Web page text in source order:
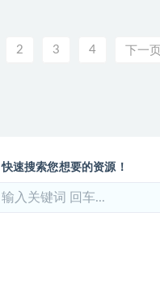
2 3 4 下一页
快速搜索您想要的资源！